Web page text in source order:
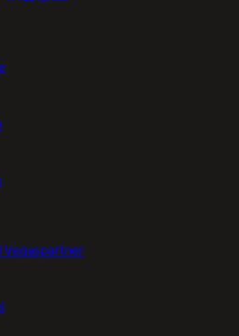
Vegaspartner